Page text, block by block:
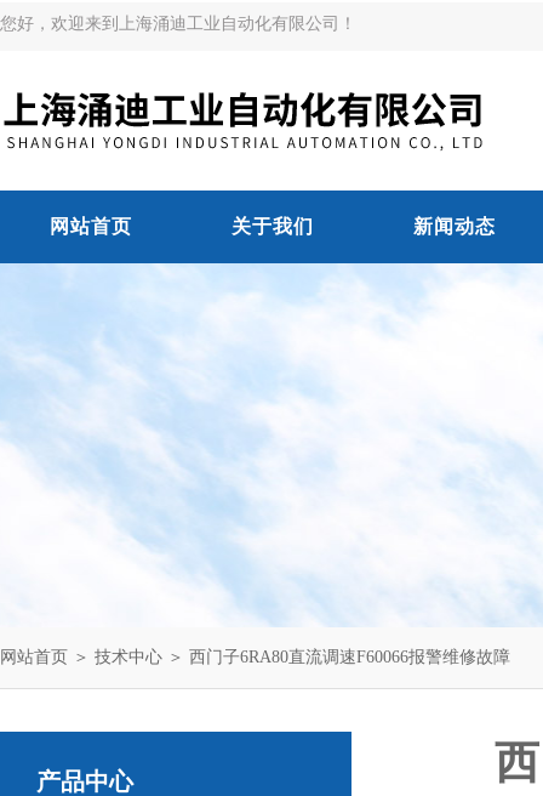
您好，欢迎来到上海涌迪工业自动化有限公司！
网站首页 关于我们 新闻动态
网站首页 ＞ 技术中心 ＞ 西门子6RA80直流调速F60066报警维修故障
产品中心